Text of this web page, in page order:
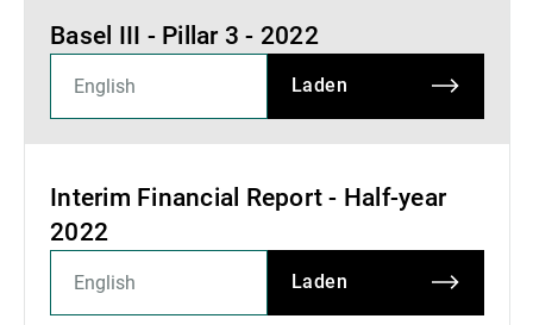
Basel III - Pillar 3 - 2022
Laden
Interim Financial Report - Half-year
2022
Laden